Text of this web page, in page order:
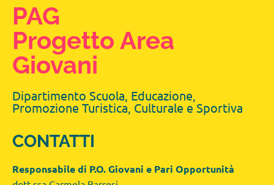
PAG
Progetto Area
Giovani
Dipartimento Scuola, Educazione,
Promozione Turistica, Culturale e Sportiva
CONTATTI
Responsabile di P.O. Giovani e Pari Opportunità